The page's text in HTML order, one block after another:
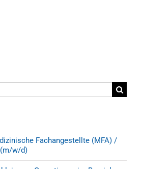
Fachangestellte (MFA) /
w/d)